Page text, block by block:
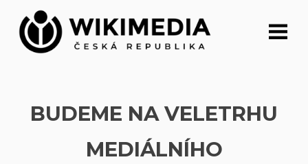
Přeskočit
obsah
BUDEME NA VELETRHU
MEDIÁLNÍHO